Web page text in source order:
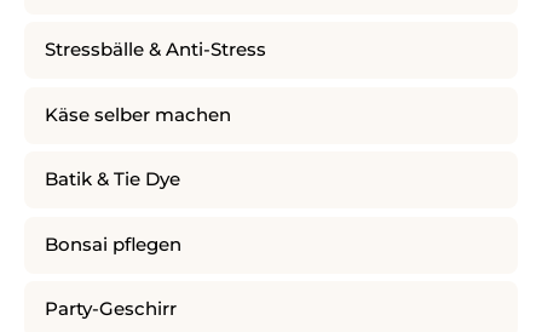
Stressbälle & Anti-Stress
Käse selber machen
Batik & Tie Dye
Bonsai pflegen
Party-Geschirr